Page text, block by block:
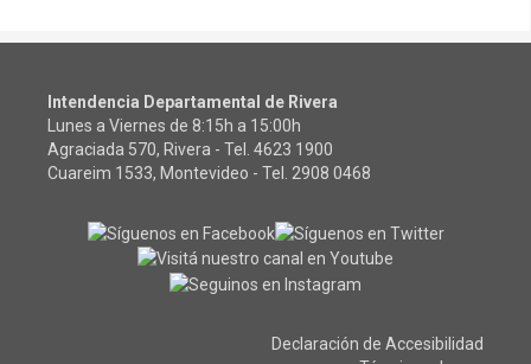
Intendencia Departamental de Rivera
Lunes a Viernes de 8:15h a 15:00h
Agraciada 570, Rivera - Tel. 4623 1900
Cuareim 1533, Montevideo - Tel. 2908 0468
Declaración de Accesibilidad